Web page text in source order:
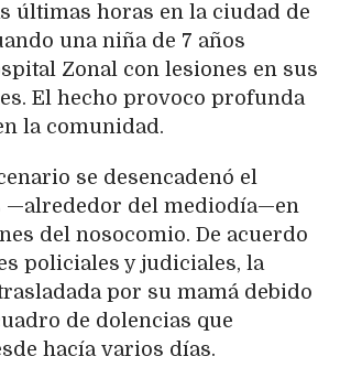
últimas horas en la ciudad de
una niña de 7 años
Zonal con lesiones en sus
El hecho provoco profunda
la comunidad.
se desencadenó el
—alrededor del mediodía—en
del nosocomio. De acuerdo
policiales y judiciales, la
por su mamá debido
de dolencias que
hacía varios días.